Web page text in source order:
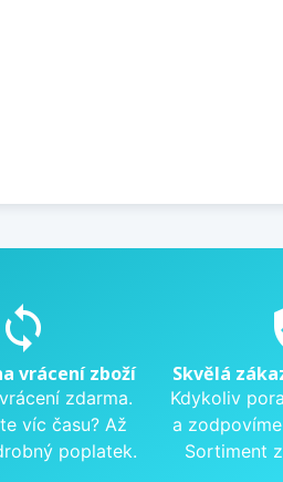
sync
vrácení zboží
zdarma.
víc času? Až
poplatek.
Skvělá
Kdykoliv
a
Sortiment